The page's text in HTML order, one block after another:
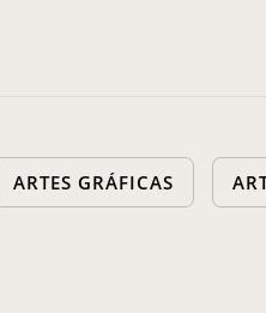
ARTES GRÁFICAS